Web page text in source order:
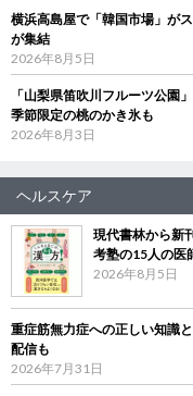
横浜高島屋で「韓国市場」が
が集結
2026年8月5日
「山梨県笛吹川フルーツ公園
季節限定の桃のかき氷も
2026年8月3日
ヘルスケア
現代書林から新
考塾の15人の医
2026年8月5日
重症筋無力症への正しい知識
配信も
2026年7月31日